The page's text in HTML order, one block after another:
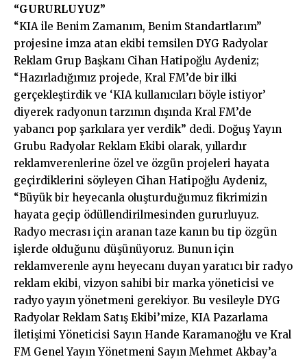
“GURURLUYUZ”
“KIA ile Benim Zamanım, Benim Standartlarım”
projesine imza atan ekibi temsilen DYG Radyolar
Reklam Grup Başkanı Cihan Hatipoğlu Aydeniz;
“Hazırladığımız projede, Kral FM’de bir ilki
gerçekleştirdik ve ‘KIA kullanıcıları böyle istiyor’
diyerek radyonun tarzının dışında Kral FM’de
yabancı pop şarkılara yer verdik” dedi. Doğuş Yayın
Grubu Radyolar Reklam Ekibi olarak, yıllardır
reklamverenlerine özel ve özgün projeleri hayata
geçirdiklerini söyleyen Cihan Hatipoğlu Aydeniz,
“Büyük bir heyecanla oluşturduğumuz fikrimizin
hayata geçip ödüllendirilmesinden gururluyuz.
Radyo mecrası için aranan taze kanın bu tip özgün
işlerde olduğunu düşünüyoruz. Bunun için
reklamverenle aynı heyecanı duyan yaratıcı bir radyo
reklam ekibi, vizyon sahibi bir marka yöneticisi ve
radyo yayın yönetmeni gerekiyor. Bu vesileyle DYG
Radyolar Reklam Satış Ekibi’mize, KIA Pazarlama
İletişimi Yöneticisi Sayın Hande Karamanoğlu ve Kral
FM Genel Yayın Yönetmeni Sayın Mehmet Akbay’a